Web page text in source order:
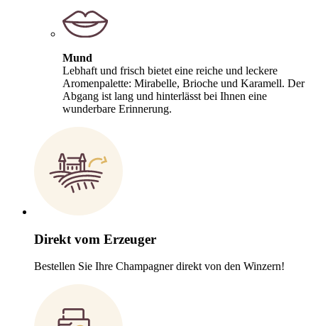
Mund
Lebhaft und frisch bietet eine reiche und leckere
Aromenpalette: Mirabelle, Brioche und Karamell. Der
Abgang ist lang und hinterlässt bei Ihnen eine
wunderbare Erinnerung.
Direkt vom Erzeuger
Bestellen Sie Ihre Champagner direkt von den Winzern!